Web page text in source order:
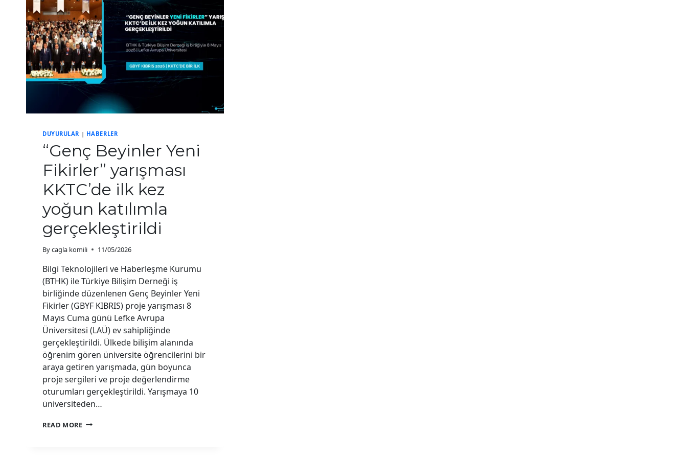
DUYURULAR | HABERLER
“Genç Beyinler Yeni
Fikirler” yarışması
KKTC’de ilk kez
yoğun katılımla
gerçekleştirildi
Bycagla komili 11/05/2026
Bilgi Teknolojileri ve Haberleşme Kurumu
(BTHK) ile Türkiye Bilişim Derneği iş
birliğinde düzenlenen Genç Beyinler Yeni
Fikirler (GBYF KIBRIS) proje yarışması 8
Mayıs Cuma günü Lefke Avrupa
Üniversitesi (LAÜ) ev sahipliğinde
gerçekleştirildi. Ülkede bilişim alanında
öğrenim gören üniversite öğrencilerini bir
araya getiren yarışmada, gün boyunca
proje sergileri ve proje değerlendirme
oturumları gerçekleştirildi. Yarışmaya 10
üniversiteden…
READ MORE“GENÇ